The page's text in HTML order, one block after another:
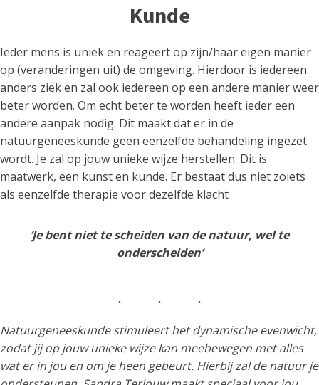
Kunde
Ieder mens is uniek en reageert op zijn/haar eigen manier
op (veranderingen uit) de omgeving. Hierdoor is iedereen
anders ziek en zal ook iedereen op een andere manier weer
beter worden. Om echt beter te worden heeft ieder een
andere aanpak nodig. Dit maakt dat er in de
natuurgeneeskunde geen eenzelfde behandeling ingezet
wordt. Je zal op jouw unieke wijze herstellen. Dit is
maatwerk, een kunst en kunde. Er bestaat dus niet zoiets
als eenzelfde therapie voor dezelfde klacht
‘Je bent niet te scheiden van de natuur, wel te
onderscheiden’
Natuurgeneeskunde stimuleert het dynamische evenwicht,
zodat jij op jouw unieke wijze kan meebewegen met alles
wat er in jou en om je heen gebeurt. Hierbij zal de natuur je